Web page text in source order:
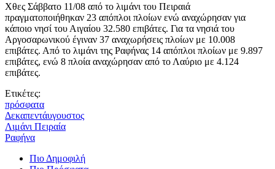
Χθες Σάββατο 11/08 από το λιμάνι του Πειραιά
πραγματοποιήθηκαν 23 απόπλοι πλοίων ενώ αναχώρησαν για
κάποιο νησί του Αιγαίου 32.580 επιβάτες. Για τα νησιά του
Αργοσαρωνικού έγιναν 37 αναχωρήσεις πλοίων με 10.008
επιβάτες. Από το λιμάνι της Ραφήνας 14 απόπλοι πλοίων με 9.897
επιβάτες, ενώ 8 πλοία αναχώρησαν από το Λαύριο με 4.124
επιβάτες.
Ετικέτες:
πρόσφατα
Δεκαπεντάυγουστος
Λιμάνι Πειραία
Ραφήνα
Πιο Δημοφιλή